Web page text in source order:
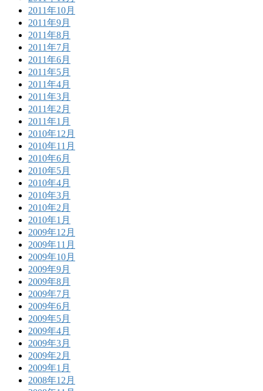
2011年10月
2011年9月
2011年8月
2011年7月
2011年6月
2011年5月
2011年4月
2011年3月
2011年2月
2011年1月
2010年12月
2010年11月
2010年6月
2010年5月
2010年4月
2010年3月
2010年2月
2010年1月
2009年12月
2009年11月
2009年10月
2009年9月
2009年8月
2009年7月
2009年6月
2009年5月
2009年4月
2009年3月
2009年2月
2009年1月
2008年12月